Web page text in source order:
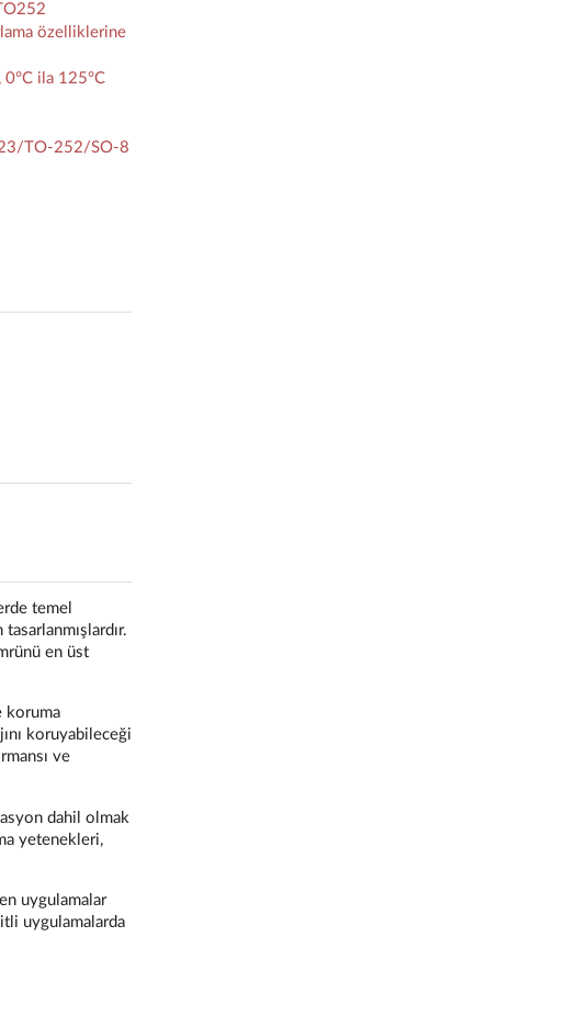
özelliklerine
ila 125°C
TO-252/SO-8
temel
en üst
koruma
koruyabileceği
ve
dahil olmak
yetenekleri,
uygulamalar
uygulamalarda